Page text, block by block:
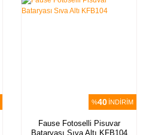
%40 İNDİRİM
Fause Fotoselli Pisuvar
Bataryası Sıva Altı KFB104